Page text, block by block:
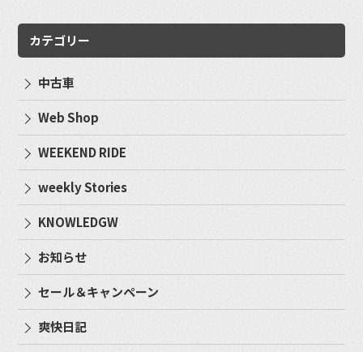
カテゴリー
中古車
Web Shop
WEEKEND RIDE
weekly Stories
KNOWLEDGW
お知らせ
セール＆キャンペーン
爽快日記